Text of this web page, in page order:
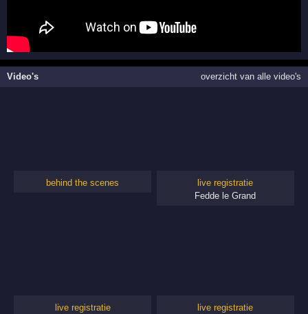
Video's overzicht van alle video's
behind the scenes
live registratie
Fedde le Grand
live registratie
live registratie